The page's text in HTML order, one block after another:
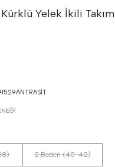
Yelek İkili Takım
2 Beden (40-42)